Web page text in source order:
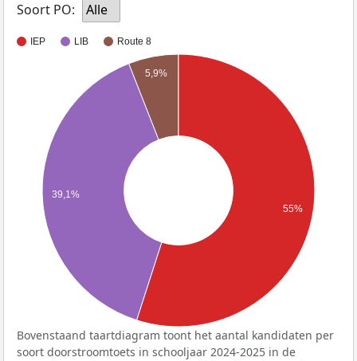
Soort PO:
Alle
IEP LIB Route 8
5,9%
39,1%
55%
Bovenstaand taartdiagram toont het aantal kandidaten per
soort doorstroomtoets in schooljaar 2024-2025 in de